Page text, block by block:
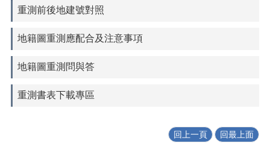
重測前後地建號對照
地籍圖重測應配合及注意事項
地籍圖重測問與答
重測書表下載專區
回上一頁 回最上面